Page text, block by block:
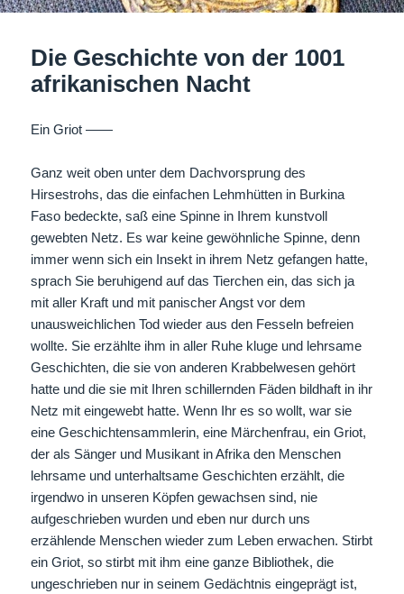
Die Geschichte von der 1001
afrikanischen Nacht
Ein Griot ——
Ganz weit oben unter dem Dachvorsprung des
Hirsestrohs, das die einfachen Lehmhütten in Burkina
Faso bedeckte, saß eine Spinne in Ihrem kunstvoll
gewebten Netz. Es war keine gewöhnliche Spinne, denn
immer wenn sich ein Insekt in ihrem Netz gefangen hatte,
sprach Sie beruhigend auf das Tierchen ein, das sich ja
mit aller Kraft und mit panischer Angst vor dem
unausweichlichen Tod wieder aus den Fesseln befreien
wollte. Sie erzählte ihm in aller Ruhe kluge und lehrsame
Geschichten, die sie von anderen Krabbelwesen gehört
hatte und die sie mit Ihren schillernden Fäden bildhaft in ihr
Netz mit eingewebt hatte. Wenn Ihr es so wollt, war sie
eine Geschichtensammlerin, eine Märchenfrau, ein Griot,
der als Sänger und Musikant in Afrika den Menschen
lehrsame und unterhaltsame Geschichten erzählt, die
irgendwo in unseren Köpfen gewachsen sind, nie
aufgeschrieben wurden und eben nur durch uns
erzählende Menschen wieder zum Leben erwachen. Stirbt
ein Griot, so stirbt mit ihm eine ganze Bibliothek, die
ungeschrieben nur in seinem Gedächtnis eingeprägt ist,